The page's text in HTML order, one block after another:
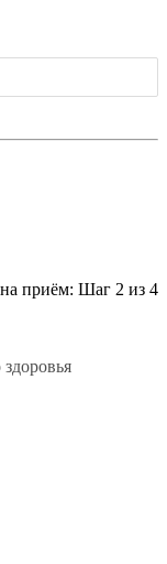
приём: Шаг 2 из 4